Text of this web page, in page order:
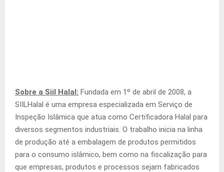
Sobre a Siil Halal: Fundada em 1º de abril de 2008, a
SIILHalal é uma empresa especializada em Serviço de
Inspeção Islâmica que atua como Certificadora Halal para
diversos segmentos industriais. O trabalho inicia na linha
de produção até a embalagem de produtos permitidos
para o consumo islâmico, bem como na fiscalização para
que empresas, produtos e processos sejam fabricados